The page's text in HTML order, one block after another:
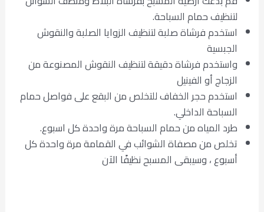
لتنظيف حمام السباحة.
استخدم فرشاة صلبة لتنظيف الزوايا الصلبة والنقوش
الجبسية
واستخدم فرشاة دقيقة لتنظيف النقوش المصنوعة من
الزجاج أو الفينيل
استخدم حجر الخفاف للتخلص من البقع على فواصل حمام
السباحة الداخلي.
طرد المياه من حمام السباحة مرة واحدة كل اسبوع.
تخلص من مصفاة الشوائب في القمامة مرة واحدة كل
أسبوع ، وسيبقى المسبح نظيفًا الآن